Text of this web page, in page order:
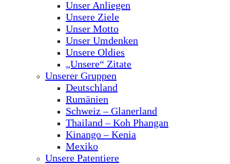
Unser Anliegen
Unsere Ziele
Unser Motto
Unser Umdenken
Unsere Oldies
„Unsere“ Zitate
Unserer Gruppen
Deutschland
Rumänien
Schweiz – Glanerland
Thailand – Koh Phangan
Kinango – Kenia
Mexiko
Unsere Patentiere